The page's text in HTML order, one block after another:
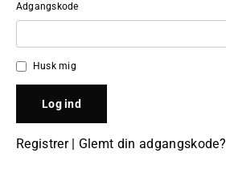
Adgangskode
Husk mig
Registrer| Glemt din adgangskode?